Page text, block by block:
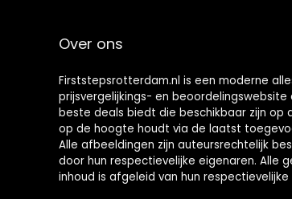
Over ons
Firststepsrotterdam.nl is een moderne
prijsvergelijkings- en beoordelingswebsite
beste deals biedt die beschikbaar zijn op
op de hoogte houdt via de laatst
Alle afbeeldingen zijn auteursrechtelijk
door hun respectievelijke eigenaren. Alle
inhoud is afgeleid van hun respectievelijke